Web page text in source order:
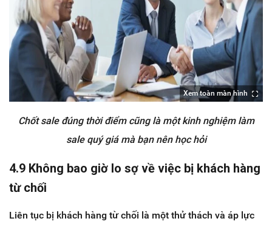
Xem toàn màn hình
Chốt sale đúng thời điểm cũng là một kinh nghiệm làm
sale quý giá mà bạn nên học hỏi
4.9 Không bao giờ lo sợ về việc bị khách hàng
từ chối
Liên tục bị khách hàng từ chối là một thử thách và áp lực